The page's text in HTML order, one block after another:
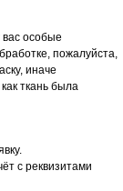
вас особые
пожалуйста,
иначе
ткань была
с реквизитами